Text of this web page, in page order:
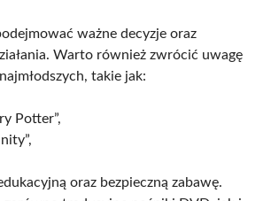
ważne decyzje oraz
Warto również zwrócić uwagę
takie jak:
Potter”,
oraz bezpieczną zabawę.